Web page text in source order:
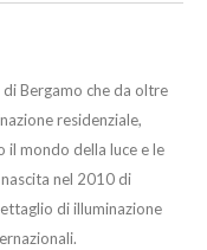
Bergamo che da oltre
residenziale,
il mondo della luce e le
nel 2010 di
di illuminazione